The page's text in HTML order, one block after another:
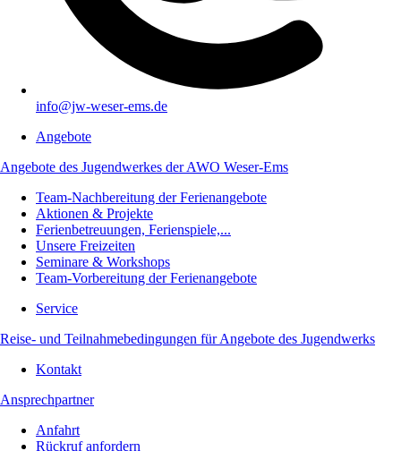
info@jw-weser-ems.de
Angebote
Angebote des Jugendwerkes der AWO Weser-Ems
Team-Nachbereitung der Ferienangebote
Aktionen & Projekte
Ferienbetreuungen, Ferienspiele,...
Unsere Freizeiten
Seminare & Workshops
Team-Vorbereitung der Ferienangebote
Service
Reise- und Teilnahmebedingungen für Angebote des Jugendwerks
Kontakt
Ansprechpartner
Anfahrt
Rückruf anfordern